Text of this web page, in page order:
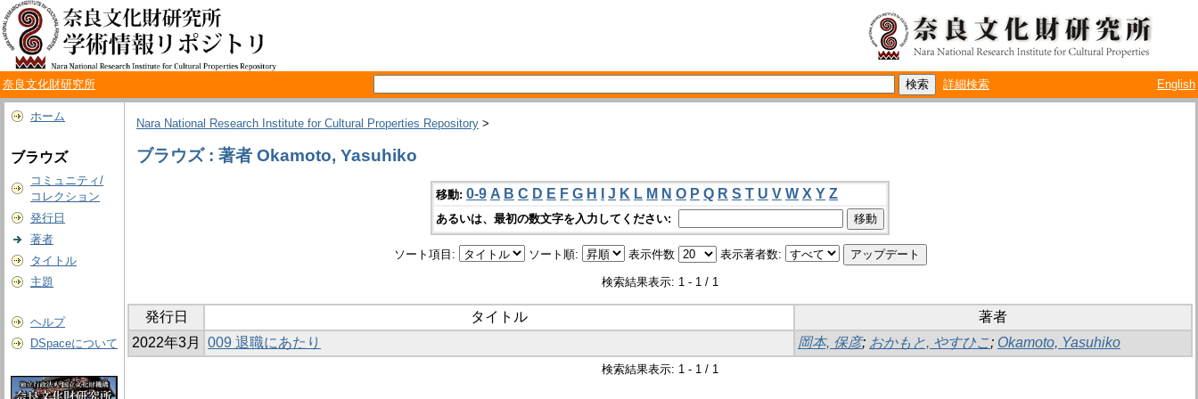
奈良文化財研究所 詳細検索 English
ホーム
ブラウズ
コミュニティ/
コレクション
発行日
著者
タイトル
主題
ヘルプ
DSpaceについて
Nara National Research Institute for Cultural Properties Repository >
ブラウズ : 著者 Okamoto, Yasuhiko
移動: 0-9 A B C D E F G H J K L M N O P Q R S T U V W X Y Z
あるいは、最初の数文字を入力してください:
ソート項目: ソート順: 表示件数 表示著者数:
検索結果表示: 1 - 1 / 1
発行日 タイトル
著者
2022年3月
009 退職にあたり 岡本, 保彦; おかもと, やすひこ; Okamoto, Yasuhiko
検索結果表示: 1 - 1 / 1